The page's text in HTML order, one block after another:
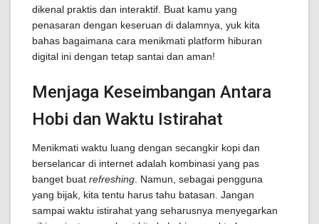
dikenal praktis dan interaktif. Buat kamu yang
penasaran dengan keseruan di dalamnya, yuk kita
bahas bagaimana cara menikmati platform hiburan
digital ini dengan tetap santai dan aman!
Menjaga Keseimbangan Antara
Hobi dan Waktu Istirahat
Menikmati waktu luang dengan secangkir kopi dan
berselancar di internet adalah kombinasi yang pas
banget buat refreshing . Namun, sebagai pengguna
yang bijak, kita tentu harus tahu batasan. Jangan
sampai waktu istirahat yang seharusnya menyegarkan